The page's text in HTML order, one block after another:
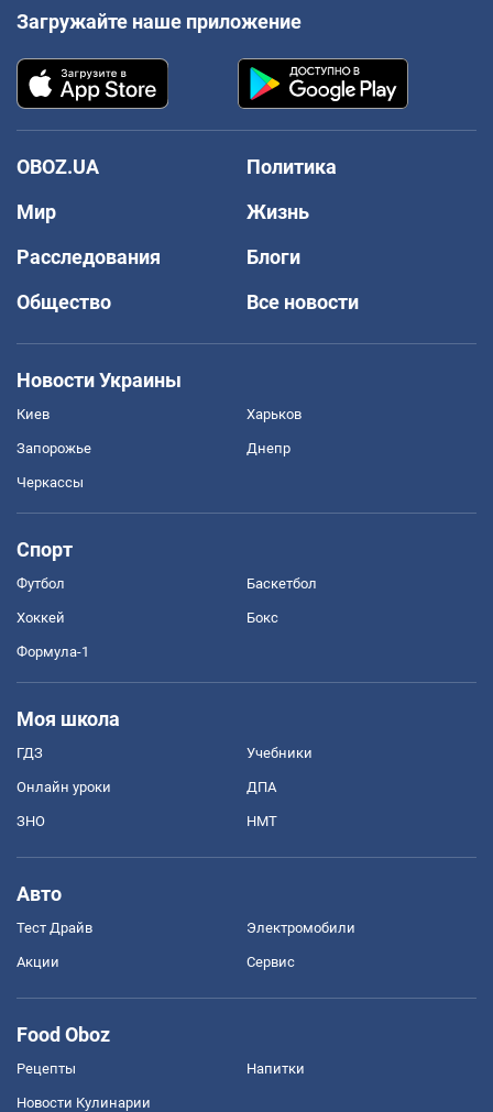
Загружайте наше приложение
OBOZ.UA
Политика
Мир
Жизнь
Расследования
Блоги
Общество
Все новости
Новости Украины
Киев Харьков
Запорожье Днепр
Черкассы
Спорт
Футбол Баскетбол
Хоккей Бокс
Формула-1
Моя школа
ГДЗ Учебники
Онлайн уроки ДПА
ЗНО НМТ
Авто
Тест Драйв Электромобили
Акции Сервис
Food Oboz
Рецепты Напитки
Новости Кулинарии